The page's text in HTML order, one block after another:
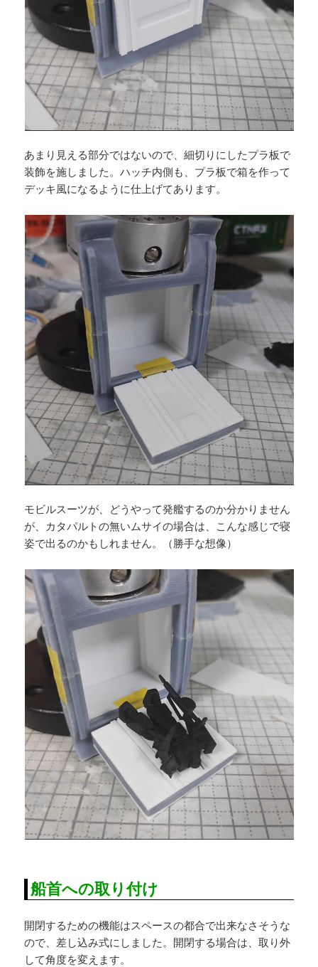
あまり見える部分ではないので、細切りにしたプラ板で
装飾を施しました。ハッチ内側も、プラ板で箱を作って
デッキ風になるように仕上げてあります。
モビルスーツが、どうやって発艦するのか分かりません
が、カタパルトの無いムサイの場合は、こんな感じで寝
姿で出るのかもしれません。（勝手な想像）
船首への取り付け
開閉するための機能はスペースの都合で出来なさそうな
ので、差し込み式にしました。開閉する場合は、取り外
して角度を変えます。